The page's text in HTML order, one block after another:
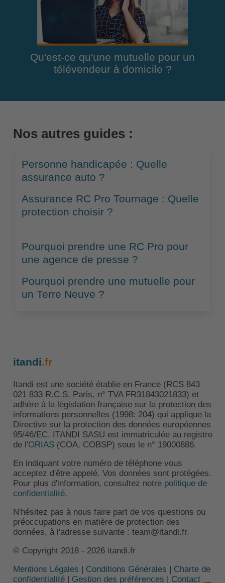
Qu'est-ce qu'une mutuelle pour un
télévendeur à domicile ?
Nos autres guides :
Personne handicapée : Quelle
assurance auto ?
Assurance RC Pro Tournage : Quelle
protection choisir ?
Pourquoi prendre une RC Pro pour
une agence de presse ?
Pourquoi prendre une mutuelle pour
un Terre Neuve ?
itandi.fr
Itandi est une société établie en France (RCS 843
021 833 R.C.S. Paris, n° TVA FR31843021833) et
adhère à la législation française sur la protection des
informations personnelles (1998: 204) qui applique la
Directive sur la protection des données européennes
95/46/EC. ITANDI SASU est immatriculée au registre
de l'ORIAS(COA, COBSP) sous le n° 19000886.
En indiquant votre numéro de téléphone vous
acceptez d'être appelé. Vos données sont protégées.
Pour plus d'information, consultez notre politique de
confidentialité.
N'hésitez pas à nous faire part de vos questions ou
préoccupations en matière de protection des
données, à l'adresse suivante : team@itandi.fr.
© Copyright 2018 - 2026 itandi.fr
Mentions Légales | Conditions Générales | Charte de
confidentialité| Gestion des préférences | Contact